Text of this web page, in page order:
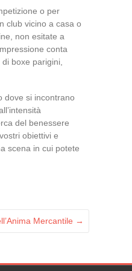
o per
club vicino a casa o
non esitate a
conta
boxe parigini,
dove si incontrano
del benessere
obiettivi e
scena in cui potete
Mercantile →